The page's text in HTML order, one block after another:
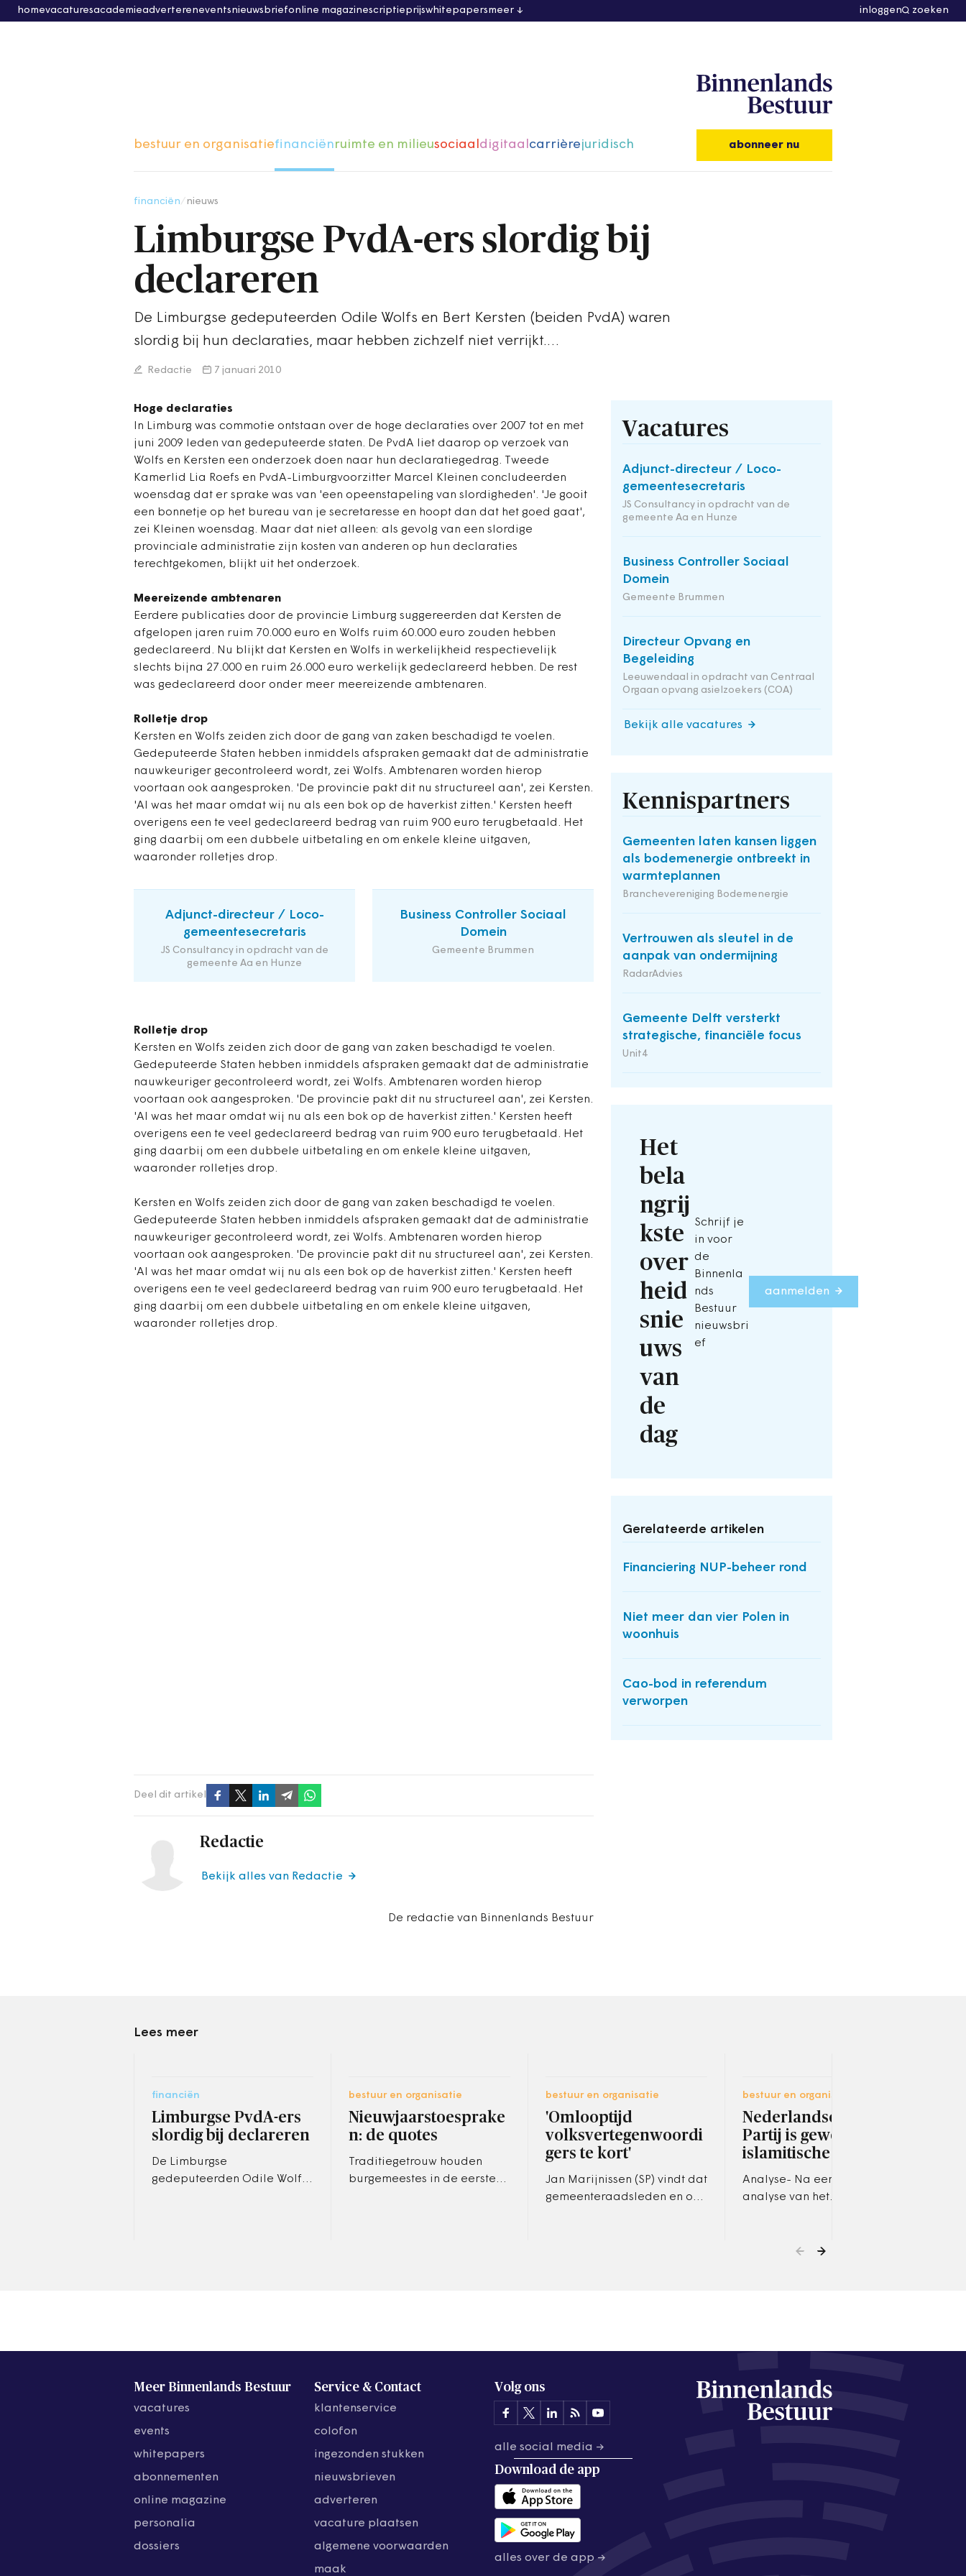
homevacaturesacademieadvertereneventsnieuwsbriefonline magazinescriptieprijswhitepapersmeer inloggen zoeken
bestuur en organisatiefinanciënruimte en milieusociaaldigitaalcarrièrejuridisch abonneer nu
financiën nieuws
Limburgse PvdA-ers slordig bij
declareren
De Limburgse gedeputeerden Odile Wolfs en Bert Kersten (beiden PvdA) waren
slordig bij hun declaraties, maar hebben zichzelf niet verrijkt.…
Redactie 7 januari 2010
Hoge declaraties
In Limburg was commotie ontstaan over de hoge declaraties over 2007 tot en met
juni 2009 leden van gedeputeerde staten. De PvdA liet daarop op verzoek van
Wolfs en Kersten een onderzoek doen naar hun declaratiegedrag. Tweede
Kamerlid Lia Roefs en PvdA-Limburgvoorzitter Marcel Kleinen concludeerden
woensdag dat er sprake was van 'een opeenstapeling van slordigheden'. 'Je gooit
een bonnetje op het bureau van je secretaresse en hoopt dan dat het goed gaat',
zei Kleinen woensdag. Maar dat niet alleen: als gevolg van een slordige
provinciale administratie zijn kosten van anderen op hun declaraties
terechtgekomen, blijkt uit het onderzoek.
Meereizende ambtenaren
Eerdere publicaties door de provincie Limburg suggereerden dat Kersten de
afgelopen jaren ruim 70.000 euro en Wolfs ruim 60.000 euro zouden hebben
gedeclareerd. Nu blijkt dat Kersten en Wolfs in werkelijkheid respectievelijk
slechts bijna 27.000 en ruim 26.000 euro werkelijk gedeclareerd hebben. De rest
was gedeclareerd door onder meer meereizende ambtenaren.
Rolletje drop
Kersten en Wolfs zeiden zich door de gang van zaken beschadigd te voelen.
Gedeputeerde Staten hebben inmiddels afspraken gemaakt dat de administratie
nauwkeuriger gecontroleerd wordt, zei Wolfs. Ambtenaren worden hierop
voortaan ook aangesproken. 'De provincie pakt dit nu structureel aan', zei Kersten.
'Al was het maar omdat wij nu als een bok op de haverkist zitten.' Kersten heeft
overigens een te veel gedeclareerd bedrag van ruim 900 euro terugbetaald. Het
ging daarbij om een dubbele uitbetaling en om enkele kleine uitgaven,
waaronder rolletjes drop.
Adjunct-directeur / Loco-
gemeentesecretaris
JS Consultancy in opdracht van de
gemeente Aa en Hunze
Business Controller Sociaal
Domein
Gemeente Brummen
Rolletje drop
Kersten en Wolfs zeiden zich door de gang van zaken beschadigd te voelen.
Gedeputeerde Staten hebben inmiddels afspraken gemaakt dat de administratie
nauwkeuriger gecontroleerd wordt, zei Wolfs. Ambtenaren worden hierop
voortaan ook aangesproken. 'De provincie pakt dit nu structureel aan', zei Kersten.
'Al was het maar omdat wij nu als een bok op de haverkist zitten.' Kersten heeft
overigens een te veel gedeclareerd bedrag van ruim 900 euro terugbetaald. Het
ging daarbij om een dubbele uitbetaling en om enkele kleine uitgaven,
waaronder rolletjes drop.
Vacatures
Adjunct-directeur / Loco-
gemeentesecretaris
JS Consultancy in opdracht van de
gemeente Aa en Hunze
Business Controller Sociaal
Domein
Gemeente Brummen
Directeur Opvang en
Begeleiding
Leeuwendaal in opdracht van Centraal
Orgaan opvang asielzoekers (COA)
Bekijk alle vacatures
Kennispartners
Gemeenten laten kansen liggen
als bodemenergie ontbreekt in
warmteplannen
Branchevereniging Bodemenergie
Vertrouwen als sleutel in de
aanpak van ondermijning
RadarAdvies
Gemeente Delft versterkt
strategische, financiële focus
Unit4
Het
bela
ngrij
kste
over
heid
snie
uws
van
de
dag
Schrijf je
in voor
de
Binnenla
nds
Bestuur
nieuwsbri
ef
aanmelden
Gerelateerde artikelen
Financiering NUP-beheer rond
Niet meer dan vier Polen in
woonhuis
Cao-bod in referendum
verworpen
Kersten en Wolfs zeiden zich door de gang van zaken beschadigd te voelen.
Gedeputeerde Staten hebben inmiddels afspraken gemaakt dat de administratie
nauwkeuriger gecontroleerd wordt, zei Wolfs. Ambtenaren worden hierop
voortaan ook aangesproken. 'De provincie pakt dit nu structureel aan', zei Kersten.
'Al was het maar omdat wij nu als een bok op de haverkist zitten.' Kersten heeft
overigens een te veel gedeclareerd bedrag van ruim 900 euro terugbetaald. Het
ging daarbij om een dubbele uitbetaling en om enkele kleine uitgaven,
waaronder rolletjes drop.
Deel dit artikel
Redactie
De redactie van Binnenlands Bestuur
Bekijk alles van Redactie
Lees meer
financiën
Limburgse PvdA-ers
slordig bij declareren
De Limburgse
gedeputeerden Odile Wolfs
bestuur en organisatie
Nieuwjaarstoesprake
n: de quotes
Traditiegetrouw houden
burgemeestes in de eerste
bestuur en organisatie
'Omlooptijd
volksvertegenwoordi
gers te kort'
Jan Marijnissen (SP) vindt dat
gemeenteraadsleden en ook
bestuur en organisatie
Nederlandse Moslim
Partij is gewoon
islamitische CDA
Analyse- Na een uitgebreide
analyse van het
er maar een conclusie
Meer Binnenlands Bestuur
vacatures
events
whitepapers
abonnementen
online magazine
personalia
dossiers
Service & Contact
klantenservice
colofon
ingezonden stukken
nieuwsbrieven
adverteren
vacature plaatsen
algemene voorwaarden
maak
Volg ons
alle social media →
Download de app
alles over de app →